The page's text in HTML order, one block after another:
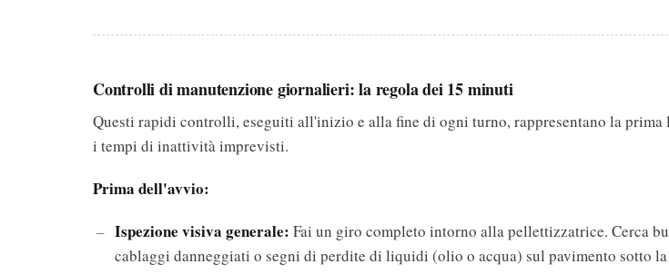
Controlli di manutenzione giornalieri: la regola dei 15 minuti
Questi rapidi controlli, eseguiti all'inizio e alla fine di ogni turno, rappresentano la prima
i tempi di inattività imprevisti.
Prima dell'avvio:
Ispezione visiva generale: Fai un giro completo intorno alla pellettizzatrice. Cerca
cablaggi danneggiati o segni di perdite di liquidi (olio o acqua) sul pavimento sotto